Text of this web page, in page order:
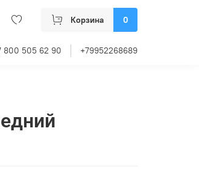
Корзина 0
800 505 62 90 +79952268689